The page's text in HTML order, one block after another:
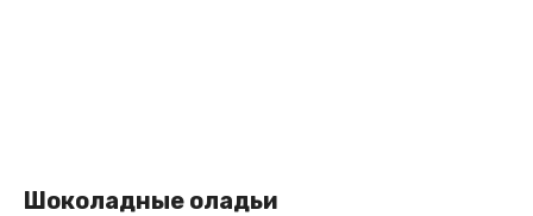
Шоколадные оладьи